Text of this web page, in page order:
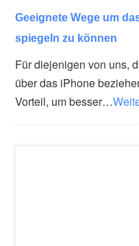
Geeignete Wege um
spiegeln zu können
Für diejenigen von uns,
über das iPhone
Vorteil, um besser…